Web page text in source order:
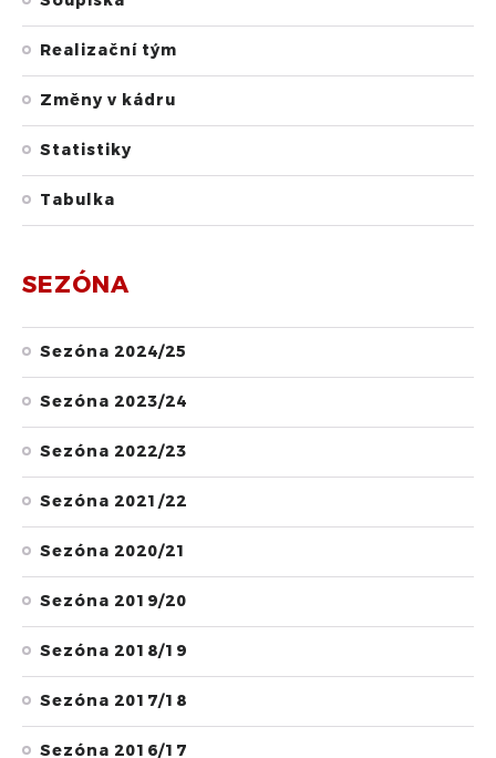
Realizační tým
Změny v kádru
Statistiky
Tabulka
SEZÓNA
Sezóna 2024/25
Sezóna 2023/24
Sezóna 2022/23
Sezóna 2021/22
Sezóna 2020/21
Sezóna 2019/20
Sezóna 2018/19
Sezóna 2017/18
Sezóna 2016/17